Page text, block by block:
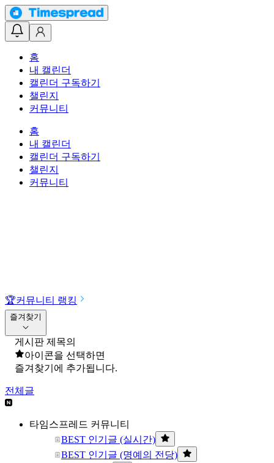
홈
내 캘린더
캘린더 구독하기
챌린지
커뮤니티
홈
내 캘린더
캘린더 구독하기
챌린지
커뮤니티
🏆커뮤니티 랭킹
즐겨찾기
게시판 제목의
아이콘을 선택하면
즐겨찾기에 추가됩니다.
전체글
타임스프레드 커뮤니티
BEST 인기글 (실시간)
BEST 인기글 (명예의 전당)